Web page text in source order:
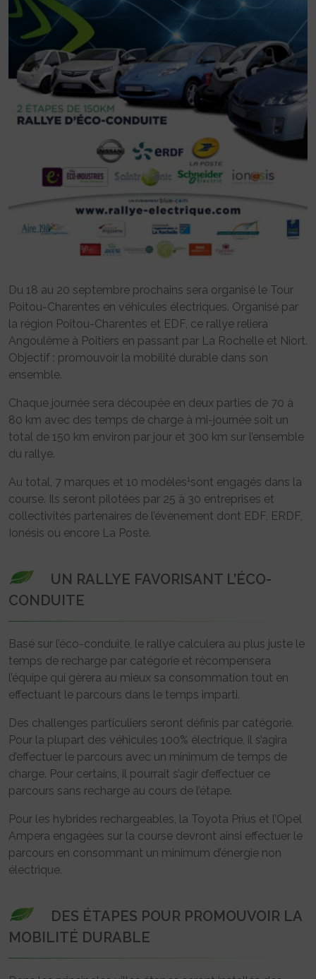
Du 18 au 20 septembre prochains sera organisé le Tour
Poitou-Charentes en véhicules électriques. Organisé par
la région Poitou-Charentes et EDF, ce rallye reliera
Angoulême à Poitiers en passant par La Rochelle et Niort.
Objectif : promouvoir la mobilité durable dans son
ensemble.
Chaque journée sera découpée en deux parties de 70 à
80 km avec des temps de charge à mi-journée soit un
total de 150 km environ par jour et 300 km sur l’ensemble
du rallye.
Au total, 7 marques et 10 modèles1sont engagés dans la
course. Ils seront pilotées par 25 à 30 entreprises et
collectivités partenaires de l’évènement dont EDF, ERDF,
Ionésis ou encore La Poste.
UN RALLYE FAVORISANT L’ÉCO-
CONDUITE
Basé sur l’éco-conduite, le rallye calculera au plus juste le
temps de recharge par catégorie et récompensera
l’équipe qui gèrera au mieux sa consommation tout en
effectuant le parcours dans le temps imparti.
Des challenges particuliers seront définis par catégorie.
Pour la plupart des véhicules 100% électrique, il s’agira
d’effectuer le parcours avec un minimum de temps de
charge. Pour certains, il pourrait s’agir d’effectuer ce
parcours sans recharge au cours de l’étape.
Pour les hybrides rechargeables, la Toyota Prius et l’Opel
Ampera engagées sur la course devront ainsi effectuer le
parcours en consommant un minimum d’énergie non
électrique.
DES ÉTAPES POUR PROMOUVOIR LA
MOBILITÉ DURABLE